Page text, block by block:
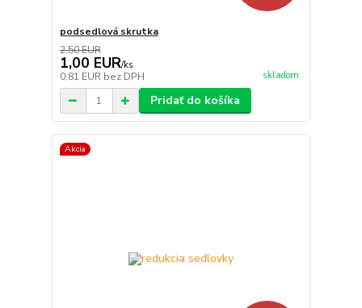
podsedlová skrutka
2,50 EUR
1,00 EUR/ks
0,81 EUR bez DPH skladom
Pridať do košíka
Akcia